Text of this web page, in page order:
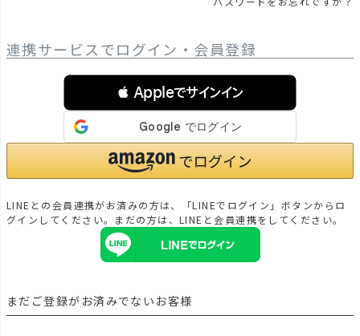
連携サービスでログイン・会員登録
 Appleでサインイン
LINEとの会員連携がお済みの方は、「LINEでログイン」ボタンからロ
グインしてください。まだの方は、LINEと会員連携をしてください。
まだご登録がお済みでないお客様